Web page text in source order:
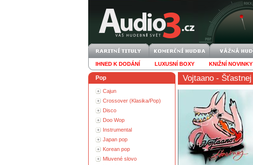
IHNED K DODÁNÍ LUXUSNÍ BOXY KNIŽNÍ NOVINKY
Pop
Cajun
Crossover (Klasika/Pop)
Disco
Doo Wop
Instrumental
Japan pop
Korean pop
Mluvené slovo
Vojtaano - Šťastnej